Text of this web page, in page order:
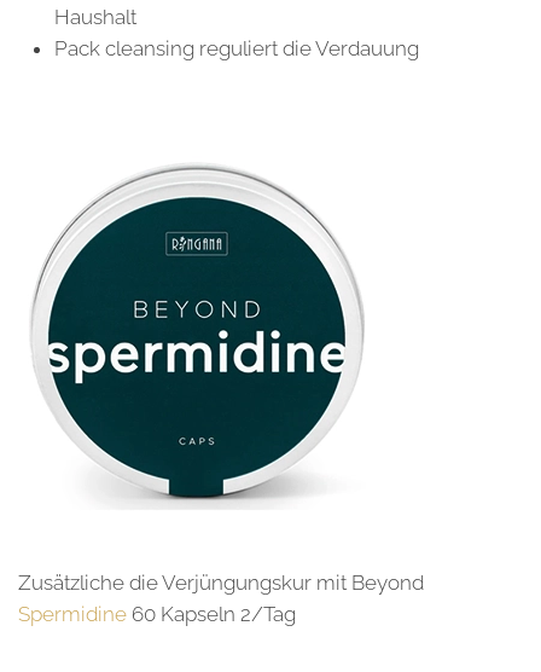
Haushalt
Pack cleansing reguliert die Verdauung
Zusätzliche die Verjüngungskur mit Beyond
Spermidine 60 Kapseln 2/Tag